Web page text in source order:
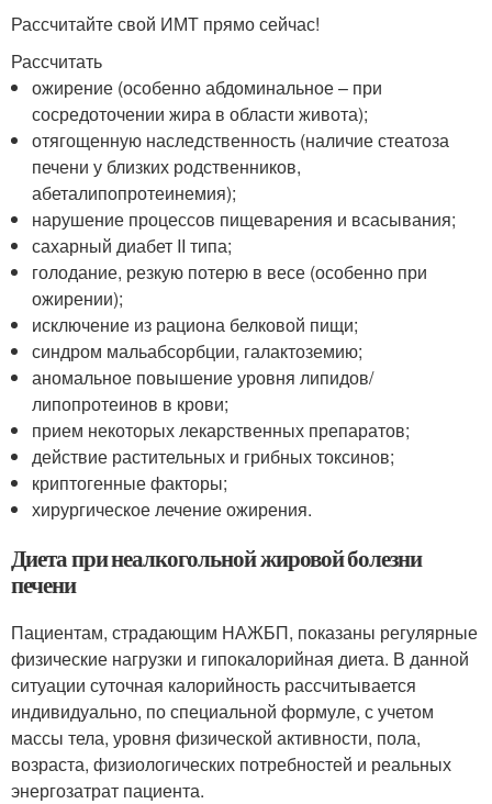
Рассчитайте свой ИМТ прямо сейчас!
Рассчитать
ожирение (особенно абдоминальное – при
сосредоточении жира в области живота);
отягощенную наследственность (наличие стеатоза
печени у близких родственников,
абеталипопротеинемия);
нарушение процессов пищеварения и всасывания;
сахарный диабет II типа;
голодание, резкую потерю в весе (особенно при
ожирении);
исключение из рациона белковой пищи;
синдром мальабсорбции, галактоземию;
аномальное повышение уровня липидов/
липопротеинов в крови;
прием некоторых лекарственных препаратов;
действие растительных и грибных токсинов;
криптогенные факторы;
хирургическое лечение ожирения.
Диета при неалкогольной жировой болезни
печени
Пациентам, страдающим НАЖБП, показаны регулярные
физические нагрузки и гипокалорийная диета. В данной
ситуации суточная калорийность рассчитывается
индивидуально, по специальной формуле, с учетом
массы тела, уровня физической активности, пола,
возраста, физиологических потребностей и реальных
энергозатрат пациента.